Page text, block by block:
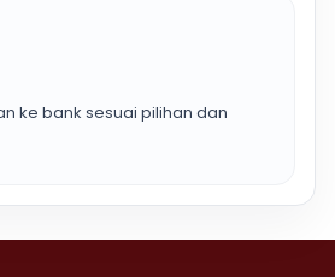
ke bank sesuai pilihan dan